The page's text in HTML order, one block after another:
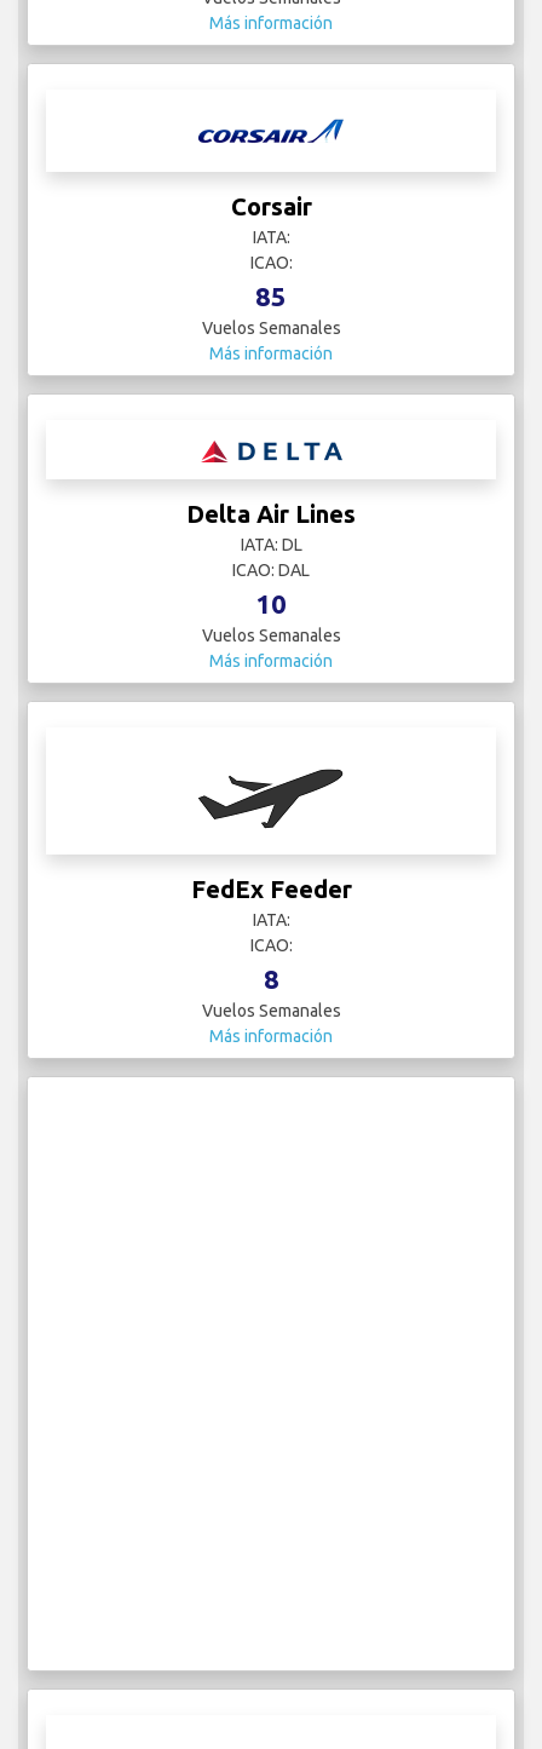
Más información
Corsair
IATA:
ICAO:
85
Vuelos Semanales
Más información
Delta Air Lines
IATA: DL
ICAO: DAL
10
Vuelos Semanales
Más información
FedEx Feeder
IATA:
ICAO:
8
Vuelos Semanales
Más información